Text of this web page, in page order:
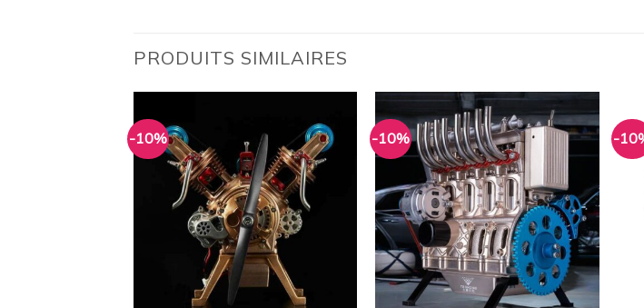
PRODUITS SIMILAIRES
-10%
Ajouter
à la
wishlist
-10%
Ajouter
à la
-